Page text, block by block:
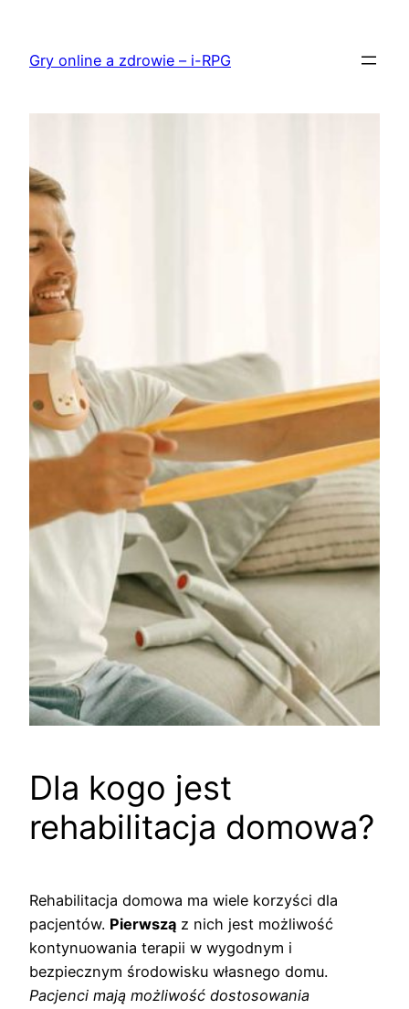
treściGry online a zdrowie – i-RPG
Dla kogo jest
rehabilitacja domowa?
Rehabilitacja domowa ma wiele korzyści dla
pacjentów. Pierwszą z nich jest możliwość
kontynuowania terapii w wygodnym i
bezpiecznym środowisku własnego domu.
Pacjenci mają możliwość dostosowania